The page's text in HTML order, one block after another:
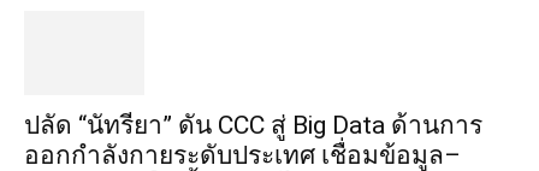
ปลัด “นัทรียา” ดัน CCC สู่ Big Data ด้านการ
ออกกำลังกายระดับประเทศ เชื่อมข้อมูล–